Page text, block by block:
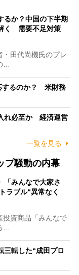
るか？中国の下半期
く 需要不足対策
田代尚機氏のプレ
…
するのか？ 米財務
れ必至か 経済運営
一覧を見る
プ騒動の内幕
「みんなで大家さ
ラブル“異常なく
資商品「みんなで
…
三転した“成田プロ